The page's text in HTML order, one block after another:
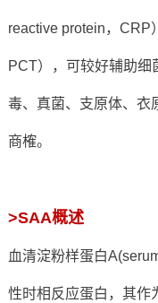
reactive protein，CRP
PCT），可较好辅助细
毒、真菌、支原体、衣
商榷。
>SAA概述
血清淀粉样蛋白
性时相反应蛋白，其作